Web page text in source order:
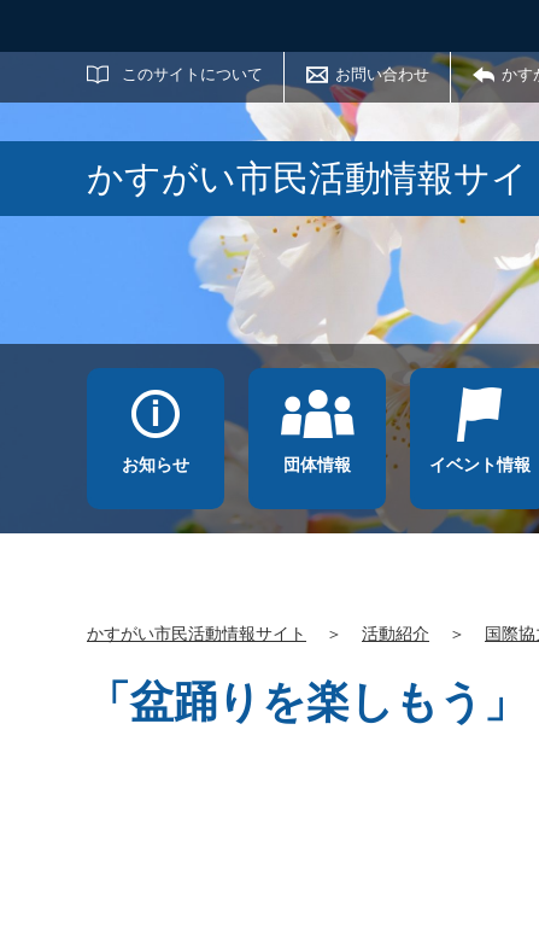
このサイトについて お問い合わせ かす
サイト内検索
かすがい市民活動情報サイ
お知らせ 団体情報 イベント情報
かすがい市民活動情報サイト ＞ 活動紹介 ＞ 国際協
「盆踊りを楽しもう